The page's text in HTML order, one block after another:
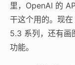
里，OpenAI 的
干这个用的。现
5.3 系列，还有画
功能。